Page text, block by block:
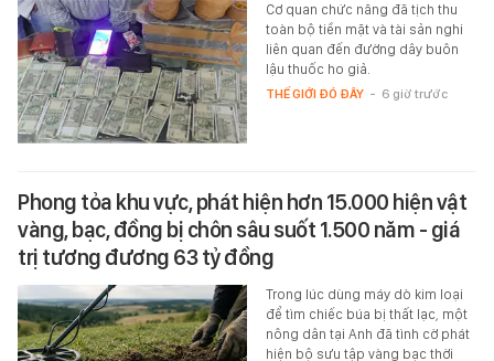
Cơ quan chức năng đã tịch thu
toàn bộ tiền mặt và tài sản nghi
liên quan đến đường dây buôn
lậu thuốc ho giả.
THẾ GIỚI ĐÓ ĐÂY - 6 giờ trước
Phong tỏa khu vực, phát hiện hơn 15.000 hiện vật
vàng, bạc, đồng bị chôn sâu suốt 1.500 năm - giá
trị tương đương 63 tỷ đồng
Trong lúc dùng máy dò kim loại
để tìm chiếc búa bị thất lạc, một
nông dân tại Anh đã tình cờ phát
hiện bộ sưu tập vàng bạc thời